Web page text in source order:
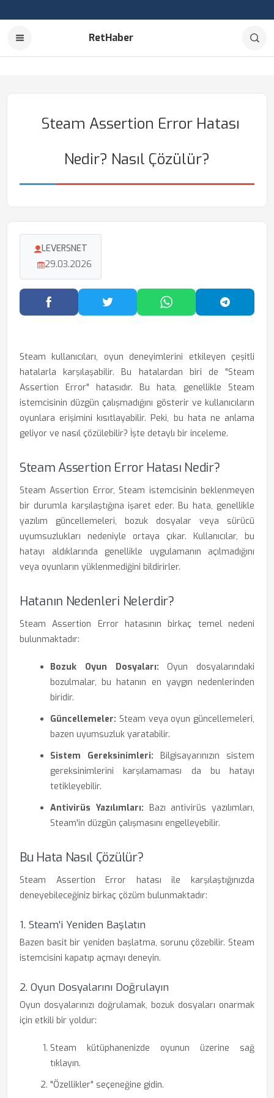
RetHaber
Steam Assertion Error Hatası
Nedir? Nasıl Çözülür?
LEVERSNET
29.03.2026
Facebook'ta PaylaşTwitter'da PaylaşWhatsApp'ta Paylaş
Steam kullanıcıları, oyun deneyimlerini etkileyen çeşitli
hatalarla karşılaşabilir. Bu hatalardan biri de "Steam
Assertion Error" hatasıdır. Bu hata, genellikle Steam
istemcisinin düzgün çalışmadığını gösterir ve kullanıcıların
oyunlara erişimini kısıtlayabilir. Peki, bu hata ne anlama
geliyor ve nasıl çözülebilir? İşte detaylı bir inceleme.
Steam Assertion Error Hatası Nedir?
Steam Assertion Error, Steam istemcisinin beklenmeyen
bir durumla karşılaştığına işaret eder. Bu hata, genellikle
yazılım güncellemeleri, bozuk dosyalar veya sürücü
uyumsuzlukları nedeniyle ortaya çıkar. Kullanıcılar, bu
hatayı aldıklarında genellikle uygulamanın açılmadığını
veya oyunların yüklenmediğini bildirirler.
Hatanın Nedenleri Nelerdir?
Steam Assertion Error hatasının birkaç temel nedeni
bulunmaktadır:
Bozuk Oyun Dosyaları: Oyun dosyalarındaki
bozulmalar, bu hatanın en yaygın nedenlerinden
biridir.
Güncellemeler: Steam veya oyun güncellemeleri,
bazen uyumsuzluk yaratabilir.
Sistem Gereksinimleri: Bilgisayarınızın sistem
gereksinimlerini karşılamaması da bu hatayı
tetikleyebilir.
Antivirüs Yazılımları: Bazı antivirüs yazılımları,
Steam'in düzgün çalışmasını engelleyebilir.
Bu Hata Nasıl Çözülür?
Steam Assertion Error hatası ile karşılaştığınızda
deneyebileceğiniz birkaç çözüm bulunmaktadır:
1. Steam'i Yeniden Başlatın
Bazen basit bir yeniden başlatma, sorunu çözebilir. Steam
istemcisini kapatıp açmayı deneyin.
2. Oyun Dosyalarını Doğrulayın
Oyun dosyalarınızı doğrulamak, bozuk dosyaları onarmak
için etkili bir yoldur:
Steam kütüphanenizde oyunun üzerine sağ
tıklayın.
"Özellikler" seçeneğine gidin.